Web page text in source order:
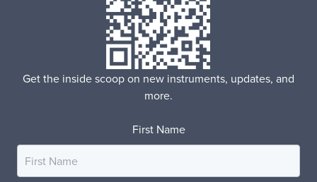
Get the inside scoop on new instruments, updates, and
more.
First Name